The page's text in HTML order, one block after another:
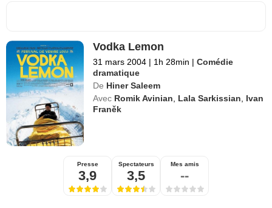
Vodka Lemon
31 mars 2004 | 1h 28min | Comédie
dramatique
De Hiner Saleem
Avec Romik Avinian Lala Sarkissian
Ivan
Franěk
Presse
3,9
Spectateurs
3,5
Mes amis
--